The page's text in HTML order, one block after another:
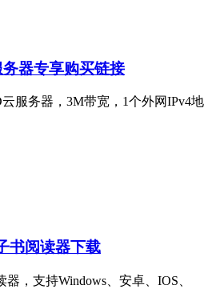
器专享购买链接
云服务器，3M带宽，1个外网IPv4地
书阅读器下载
，支持Windows、安卓、IOS、